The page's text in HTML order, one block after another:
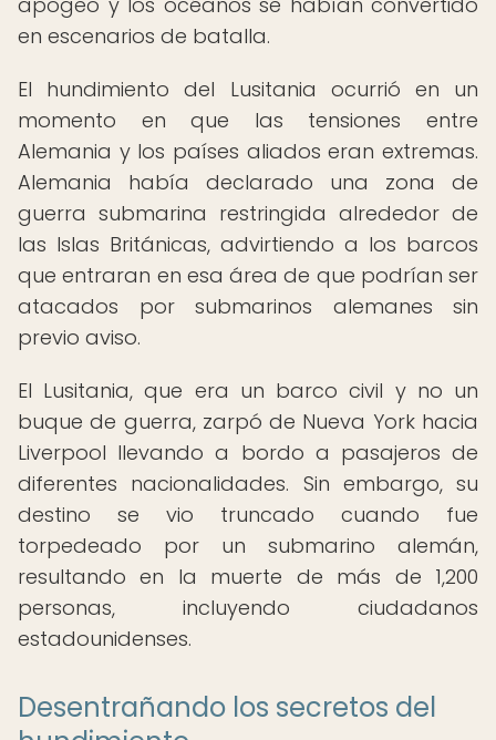
en escenarios de batalla.
El hundimiento del Lusitania ocurrió en un
momento en que las tensiones entre
Alemania y los países aliados eran extremas.
Alemania había declarado una zona de
guerra submarina restringida alrededor de
las Islas Británicas, advirtiendo a los barcos
que entraran en esa área de que podrían ser
atacados por submarinos alemanes sin
previo aviso.
El Lusitania, que era un barco civil y no un
buque de guerra, zarpó de Nueva York hacia
Liverpool llevando a bordo a pasajeros de
diferentes nacionalidades. Sin embargo, su
destino se vio truncado cuando fue
torpedeado por un submarino alemán,
resultando en la muerte de más de 1,200
personas, incluyendo ciudadanos
estadounidenses.
Desentrañando los secretos del